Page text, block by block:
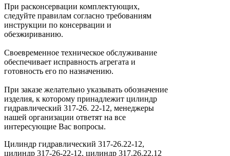
При расконсервации комплектующих,
следуйте правилам согласно требованиям
инструкции по консервации и
обезжириванию.
Своевременное техническое обслуживание
обеспечивает исправность агрегата и
готовность его по назначению.
При заказе желательно указывать обозначение
изделия, к которому принадлежит цилиндр
гидравлический 317-26. 22-12, менеджеры
нашей организации ответят на все
интересующие Вас вопросы.
Цилиндр гидравлический 317-26.22-12,
цилиндр 317-26-22-12, цилиндр 317.26.22.12